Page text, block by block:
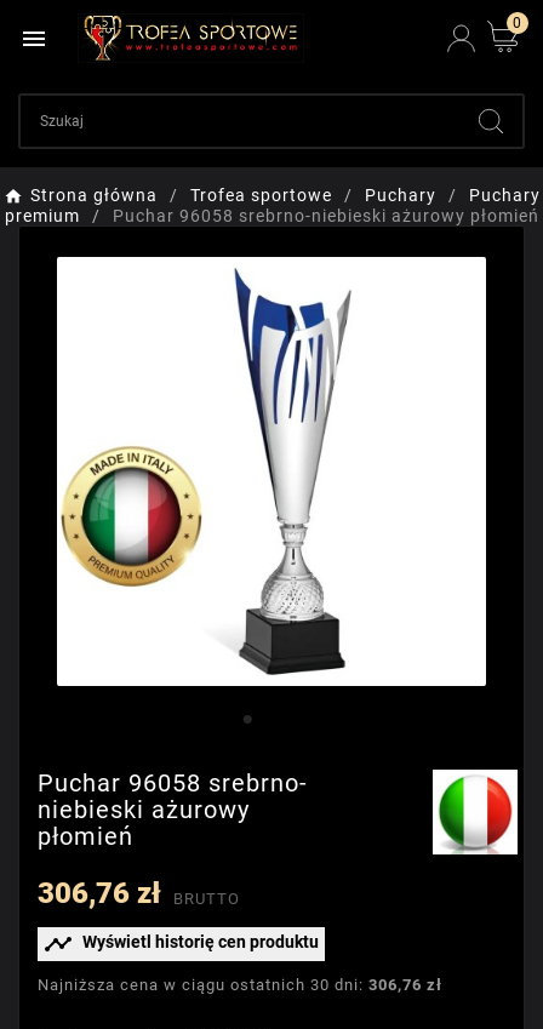

0
Strona główna Trofea sportowe Puchary
Puchary
premium
Puchar 96058 srebrno-niebieski ażurowy płomień
Puchar 96058 srebrno-
niebieski ażurowy
płomień
306,76 zł BRUTTO
 Wyświetl historię cen produktu
Najniższa cena w ciągu ostatnich 30 dni: 306,76 zł